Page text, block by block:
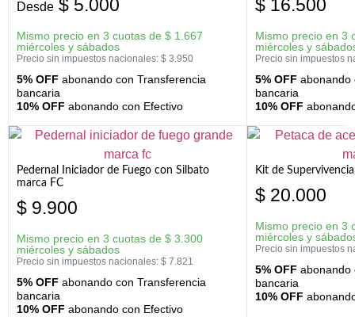
Desde $ 5.000
Mismo precio en 3 cuotas de $ 1.667
miércoles y sábados
Precio sin impuestos nacionales: $ 3.950
5% OFF abonando con Transferencia
bancaria
10% OFF abonando con Efectivo
$ 16.500
Mismo precio en 3
miércoles y
Precio sin impuestos
5% OFF abonando
bancaria
10% OFF
Pedernal Iniciador de Fuego con Silbato
marca FC
$ 9.900
Mismo precio en 3 cuotas de $ 3.300
miércoles y sábados
Precio sin impuestos nacionales: $ 7.821
5% OFF abonando con Transferencia
bancaria
10% OFF abonando con Efectivo
Kit de
$ 20.000
Mismo precio en 3
miércoles y
Precio sin impuestos
5% OFF abonando
bancaria
10% OFF